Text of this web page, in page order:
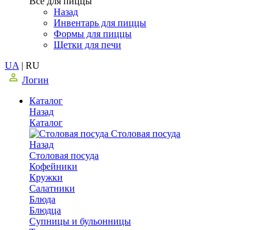
Назад
Инвентарь для пиццы
Формы для пиццы
Щетки для печи
UA | RU
Логин
Каталог
Назад
Каталог
Столовая посуда
Назад
Столовая посуда
Кофейники
Кружки
Салатники
Блюда
Блюдца
Супницы и бульонницы